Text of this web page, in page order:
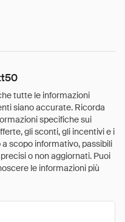
tutte le informazioni
siano accurate. Ricorda
specifiche sui
gli sconti, gli incentivi e i
scopo informativo, passibili
o non aggiornati. Puoi
le informazioni più